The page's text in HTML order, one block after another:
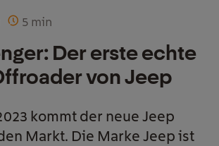
5 min
Der erste echte
von Jeep
kommt der neue Jeep
Markt. Die Marke Jeep ist